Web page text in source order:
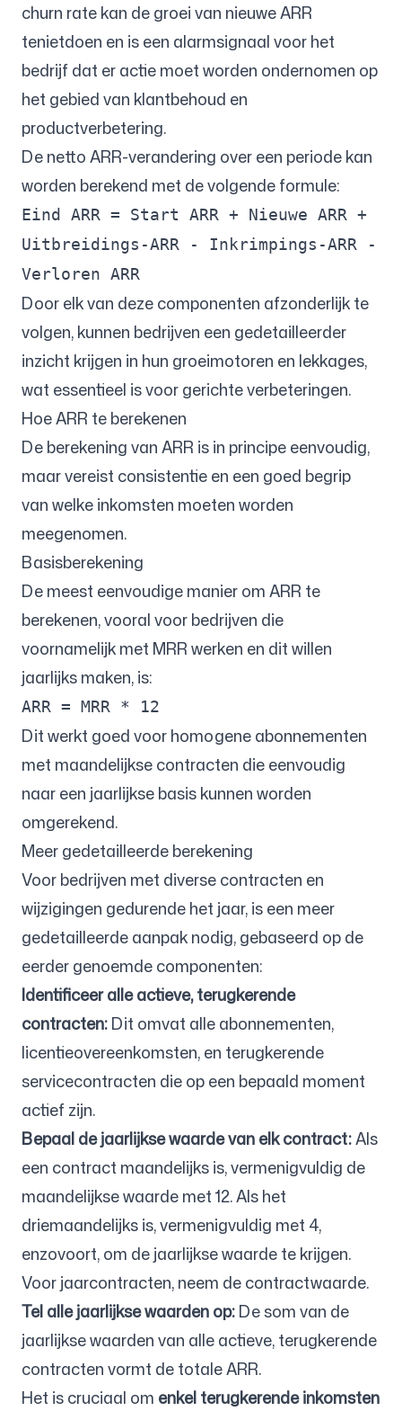
churn rate kan de groei van nieuwe ARR
tenietdoen en is een alarmsignaal voor het
bedrijf dat er actie moet worden ondernomen op
het gebied van klantbehoud en
productverbetering.
De netto ARR-verandering over een periode kan
worden berekend met de volgende formule:
Eind ARR = Start ARR + Nieuwe ARR +
Uitbreidings-ARR - Inkrimpings-ARR -
Verloren ARR
Door elk van deze componenten afzonderlijk te
volgen, kunnen bedrijven een gedetailleerder
inzicht krijgen in hun groeimotoren en lekkages,
wat essentieel is voor gerichte verbeteringen.
Hoe ARR te berekenen
De berekening van ARR is in principe eenvoudig,
maar vereist consistentie en een goed begrip
van welke inkomsten moeten worden
meegenomen.
Basisberekening
De meest eenvoudige manier om ARR te
berekenen, vooral voor bedrijven die
voornamelijk met MRR werken en dit willen
jaarlijks maken, is:
ARR = MRR * 12
Dit werkt goed voor homogene abonnementen
met maandelijkse contracten die eenvoudig
naar een jaarlijkse basis kunnen worden
omgerekend.
Meer gedetailleerde berekening
Voor bedrijven met diverse contracten en
wijzigingen gedurende het jaar, is een meer
gedetailleerde aanpak nodig, gebaseerd op de
eerder genoemde componenten:
Identificeer alle actieve, terugkerende
contracten:Dit omvat alle abonnementen,
licentieovereenkomsten, en terugkerende
servicecontracten die op een bepaald moment
actief zijn.
Bepaal de jaarlijkse waarde van elk contract:Als
een contract maandelijks is, vermenigvuldig de
maandelijkse waarde met 12. Als het
driemaandelijks is, vermenigvuldig met 4,
enzovoort, om de jaarlijkse waarde te krijgen.
Voor jaarcontracten, neem de contractwaarde.
Tel alle jaarlijkse waarden op:De som van de
jaarlijkse waarden van alle actieve, terugkerende
contracten vormt de totale ARR.
Het is cruciaal om enkel terugkerende inkomsten